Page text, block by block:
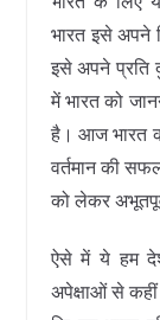
भारत इसे अपने
इसे अपने प्रति
में भारत को
है। आज भारत
वर्तमान की
को लेकर
ऐसे में ये हम
अपेक्षाओं से कहीं